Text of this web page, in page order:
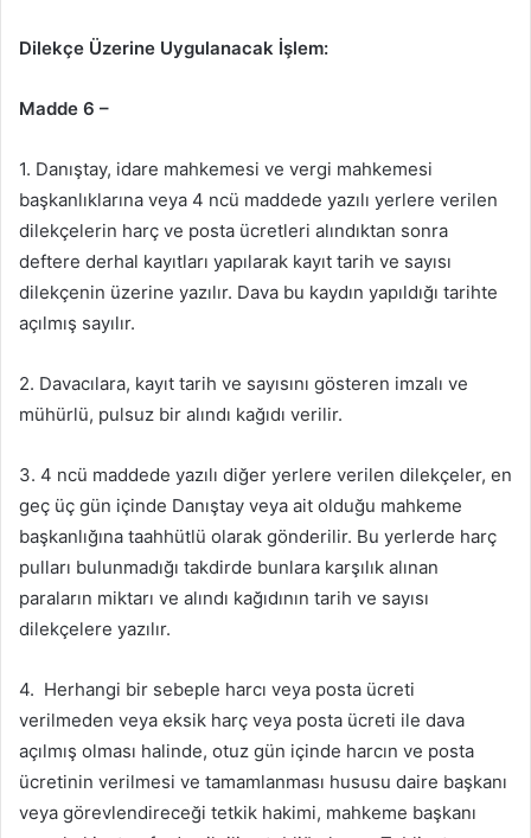
Dilekçe Üzerine Uygulanacak İşlem:
Madde 6 –
1. Danıştay, idare mahkemesi ve vergi mahkemesi
başkanlıklarına veya 4 ncü maddede yazılı yerlere verilen
dilekçelerin harç ve posta ücretleri alındıktan sonra
deftere derhal kayıtları yapılarak kayıt tarih ve sayısı
dilekçenin üzerine yazılır. Dava bu kaydın yapıldığı tarihte
açılmış sayılır.
2. Davacılara, kayıt tarih ve sayısını gösteren imzalı ve
mühürlü, pulsuz bir alındı kağıdı verilir.
3. 4 ncü maddede yazılı diğer yerlere verilen dilekçeler, en
geç üç gün içinde Danıştay veya ait olduğu mahkeme
başkanlığına taahhütlü olarak gönderilir. Bu yerlerde harç
pulları bulunmadığı takdirde bunlara karşılık alınan
paraların miktarı ve alındı kağıdının tarih ve sayısı
dilekçelere yazılır.
4. Herhangi bir sebeple harcı veya posta ücreti
verilmeden veya eksik harç veya posta ücreti ile dava
açılmış olması halinde, otuz gün içinde harcın ve posta
ücretinin verilmesi ve tamamlanması hususu daire başkanı
veya görevlendireceği tetkik hakimi, mahkeme başkanı